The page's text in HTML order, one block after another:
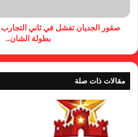
صقور الجديان تفشل في ثاني التجارب
بطولة الشان..
مقالات ذات صلة